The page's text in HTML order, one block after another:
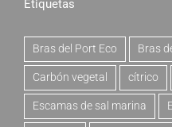
Etiquetas
Bras del Port Eco Bras
Carbón vegetal cítrico
Escamas de sal marina